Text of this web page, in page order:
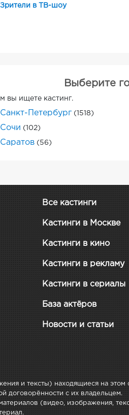
Зрители в ТВ-шоу
Выберите
вы ищете кастинг.
Санкт-Петербург (1518)
Сочи (102)
Саратов (56)
Все кастинги
Кастинги в Москве
Кастинги в кино
Кастинги в рекламу
Кастинги в сериалы
База актёров
Новости и статьи
и тексты) находящиеся на
договорённости с их владельцем.
(видео, изображения,